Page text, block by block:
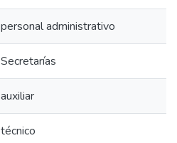
personal administrativo
Secretarías
auxiliar
técnico